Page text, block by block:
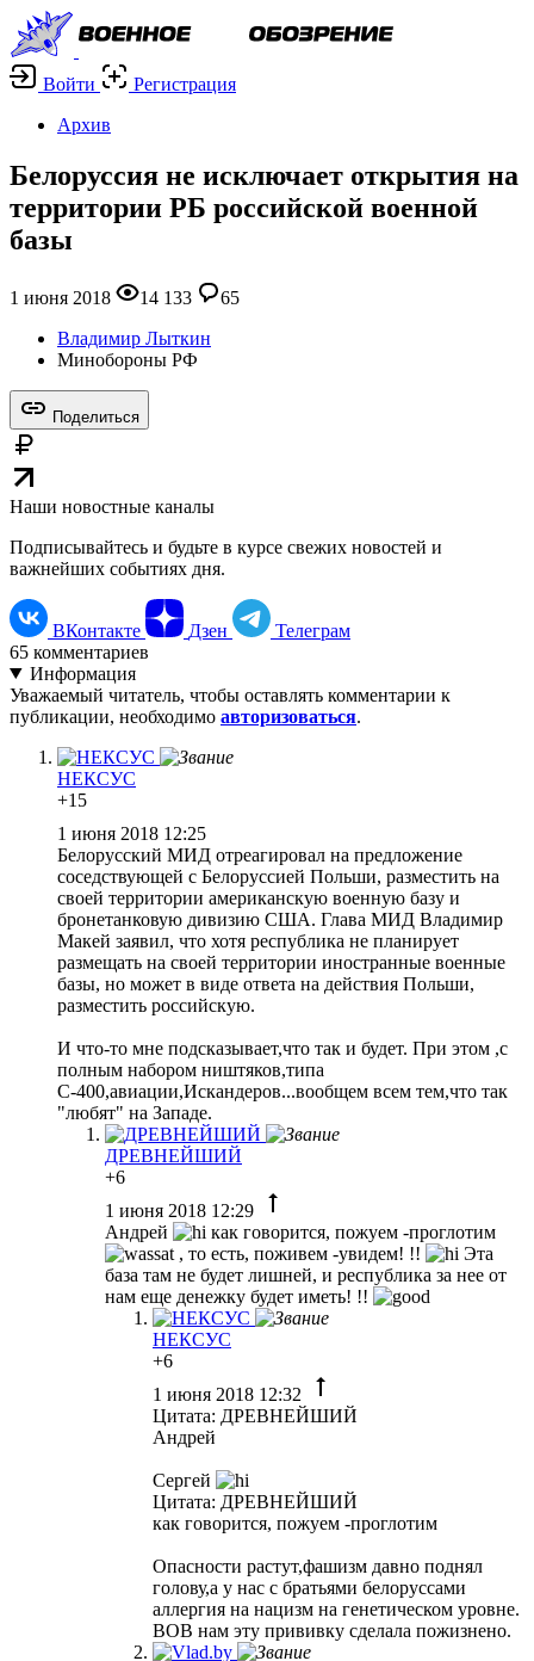
Войти
Регистрация
Архив
Белоруссия не исключает открытия на
территории РБ российской военной
базы
1 июня 2018 14 133
65
Владимир Лыткин
Минобороны РФ
Поделиться
Наши новостные каналы
Подписывайтесь и будьте в курсе свежих новостей и
важнейших событиях дня.
ВКонтакте Дзен
Телеграм
65 комментариев
Информация
Уважаемый читатель, чтобы оставлять комментарии к
публикации, необходимо авторизоваться.
НЕКСУС
+15
1 июня 2018 12:25
Белорусский МИД отреагировал на предложение
соседствующей с Белоруссией Польши, разместить на
своей территории американскую военную базу и
бронетанковую дивизию США. Глава МИД Владимир
Макей заявил, что хотя республика не планирует
размещать на своей территории иностранные военные
базы, но может в виде ответа на действия Польши,
разместить российскую.
И что-то мне подсказывает,что так и будет. При этом ,с
полным набором ништяков,типа
С-400,авиации,Искандеров...вообщем всем тем,что так
"любят" на Западе.
ДРЕВНЕЙШИЙ
+6
1 июня 2018 12:29
Андрей
как говорится, пожуем -проглотим
, то есть, поживем -увидем! !!
Эта
база там не будет лишней, и республика за нее от
нам еще денежку будет иметь! !!
НЕКСУС
+6
1 июня 2018 12:32
Цитата: ДРЕВНЕЙШИЙ
Андрей
Сергей
Цитата: ДРЕВНЕЙШИЙ
как говорится, пожуем -проглотим
Опасности растут,фашизм давно поднял
голову,а у нас с братьями белоруссами
аллергия на нацизм на генетическом уровне.
ВОВ нам эту прививку сделала пожизнено.